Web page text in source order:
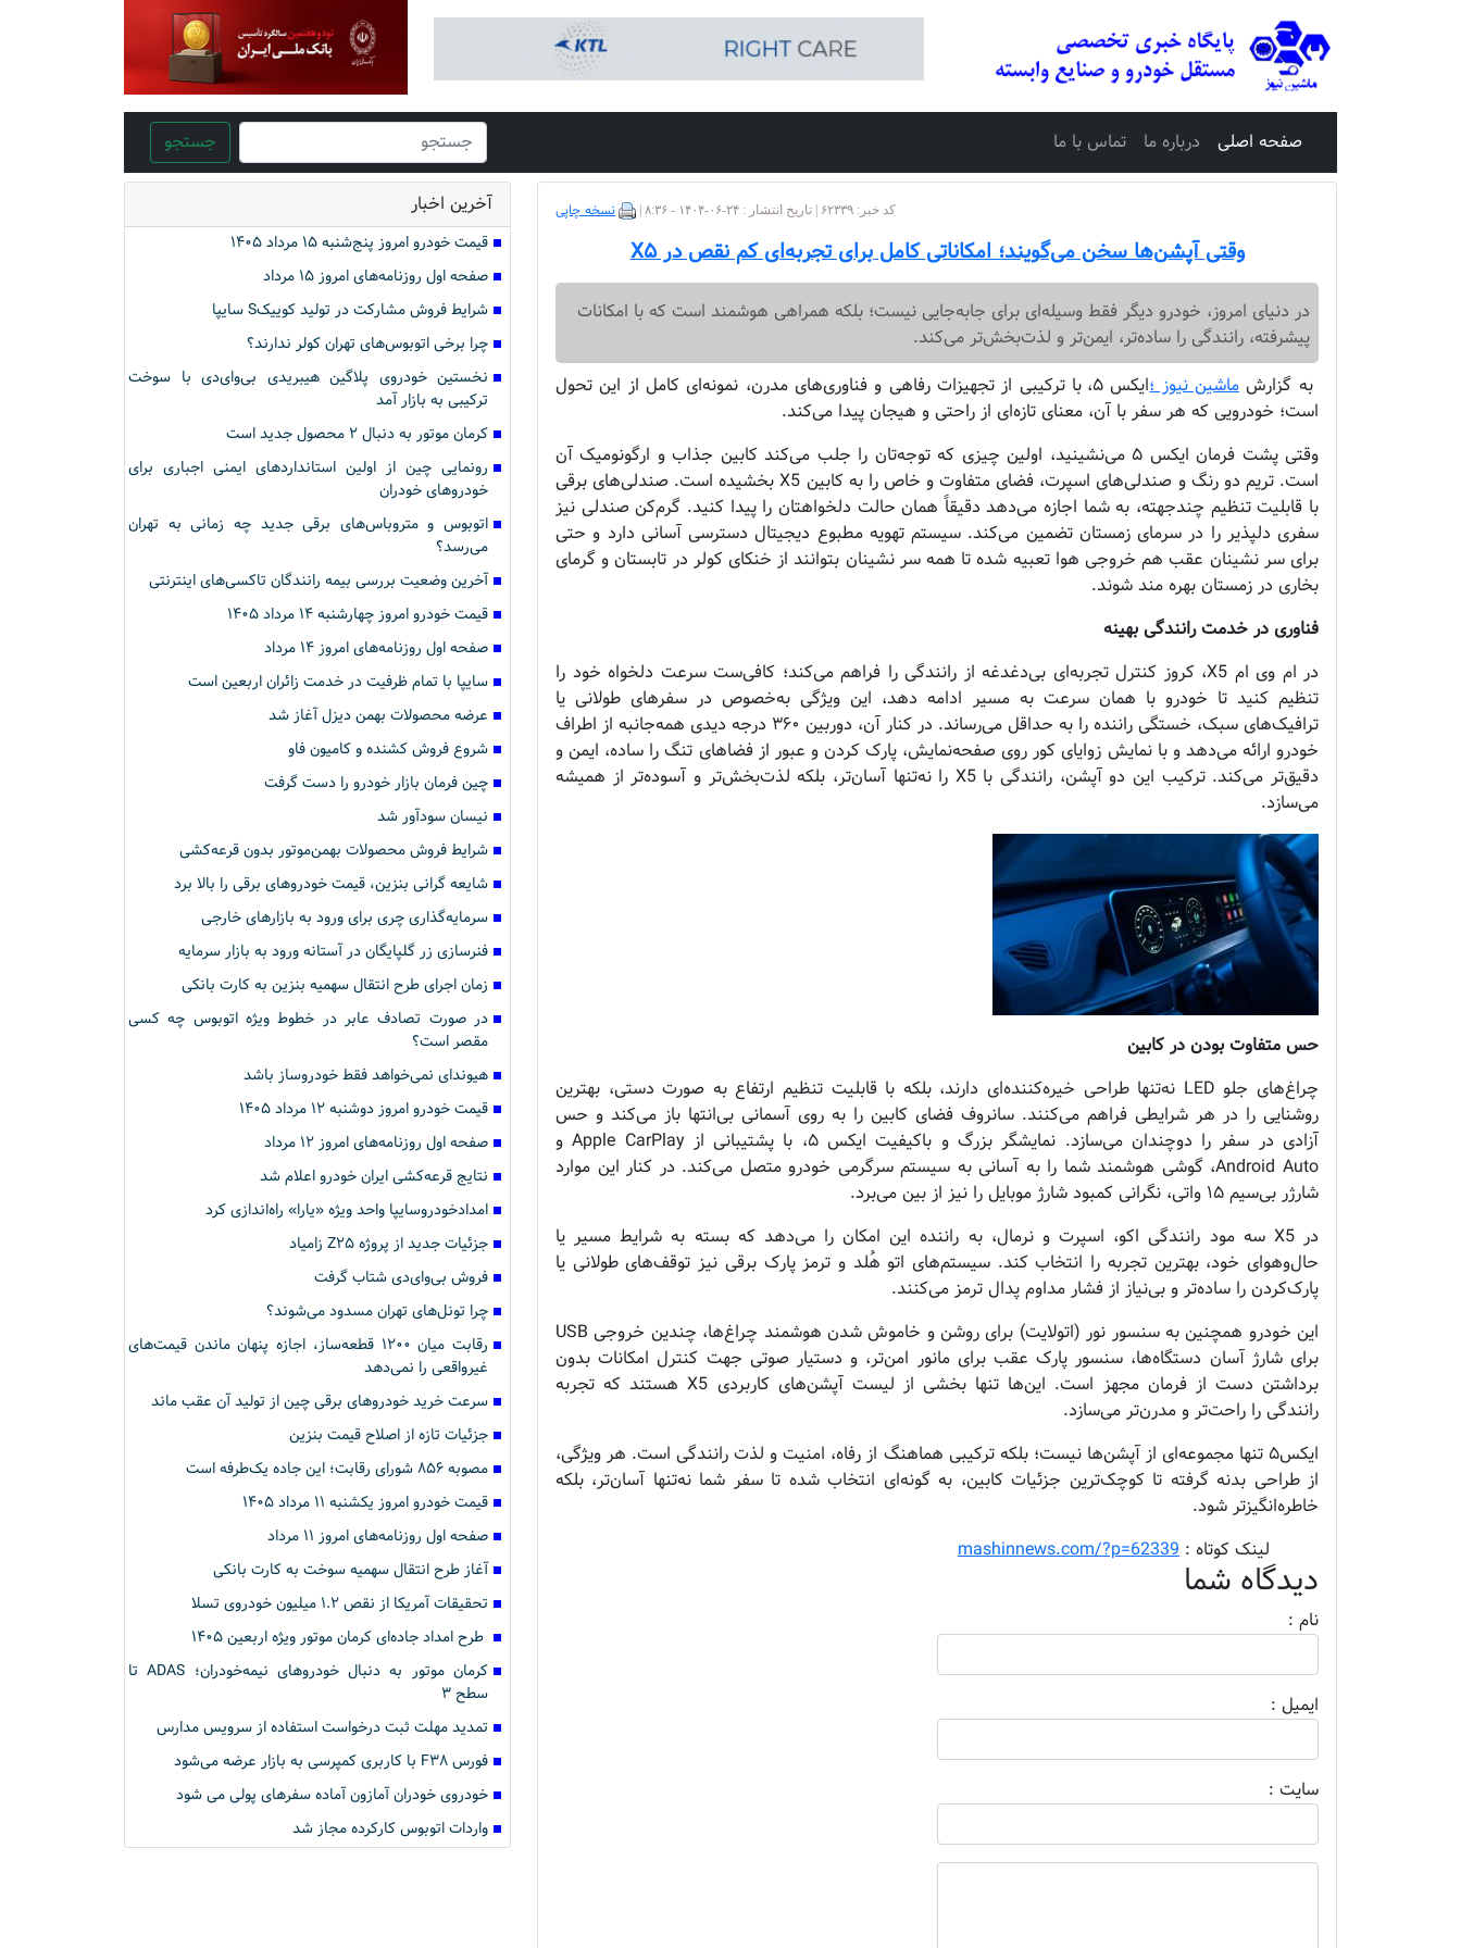
صفحه اصلی درباره ما تماس با ما جستجو
کد خبر: ۶۲۳۳۹ | تاریخ انتشار : ۲۴-۰۶-۱۴۰۴ - ۸:۳۶ | نسخه چاپی
وقتی آپشن‌ها سخن می‌گویند؛ امکاناتی کامل برای تجربه‌ای کم نقص در X۵
در دنیای امروز، خودرو دیگر فقط وسیله‌ای برای جابه‌جایی نیست؛ بلکه همراهی هوشمند است که با امکانات
پیشرفته، رانندگی را ساده‌تر، ایمن‌تر و لذت‌بخش‌تر می‌کند.
به گزارش ماشین نیوز ؛
ایکس ۵، با ترکیبی از تجهیزات رفاهی و فناوری‌های مدرن، نمونه‌ای کامل از این تحول
است؛ خودرویی که هر سفر با آن، معنای تازه‌ای از راحتی و هیجان پیدا می‌کند.
وقتی پشت فرمان ایکس ۵ می‌نشینید، اولین چیزی که توجه‌تان را جلب می‌کند کابین جذاب و ارگونومیک آن
است. تریم دو رنگ و صندلی‌های اسپرت، فضای متفاوت و خاص را به کابین X5 بخشیده است. صندلی‌های برقی
با قابلیت تنظیم چندجهته، به شما اجازه می‌دهد دقیقاً همان حالت دلخواهتان را پیدا کنید. گرم‌کن صندلی‌ نیز
سفری دلپذیر را در سرمای زمستان تضمین می‌کند. سیستم تهویه مطبوع دیجیتال دسترسی آسانی دارد و حتی
برای سر نشینان عقب هم خروجی هوا تعبیه شده تا همه سر نشینان بتوانند از خنکای کولر در تابستان و گرمای
بخاری در زمستان بهره مند شوند.
فناوری در خدمت رانندگی بهینه
در ام وی ام X5، کروز کنترل تجربه‌ای بی‌دغدغه از رانندگی را فراهم می‌کند؛ کافی‌ست سرعت دلخواه خود را
تنظیم کنید تا خودرو با همان سرعت به مسیر ادامه دهد، این ویژگی به‌خصوص در سفرهای طولانی یا
ترافیک‌های سبک، خستگی راننده را به حداقل می‌رساند. در کنار آن، دوربین ۳۶۰ درجه دیدی همه‌جانبه از اطراف
خودرو ارائه می‌دهد و با نمایش زوایای کور روی صفحه‌نمایش، پارک کردن و عبور از فضاهای تنگ را ساده، ایمن و
دقیق‌تر می‌کند. ترکیب این دو آپشن، رانندگی با X5 را نه‌تنها آسان‌تر، بلکه لذت‌بخش‌تر و آسوده‌تر از همیشه
می‌سازد.
حس متفاوت بودن در کابین
چراغ‌های جلو LED نه‌تنها طراحی خیره‌کننده‌ای دارند، بلکه با قابلیت تنظیم ارتفاع به صورت دستی، بهترین
روشنایی را در هر شرایطی فراهم می‌کنند. سانروف فضای کابین را به روی آسمانی بی‌انتها باز می‌کند و حس
آزادی در سفر را دوچندان می‌سازد. نمایشگر بزرگ و باکیفیت ایکس ۵، با پشتیبانی از Apple CarPlay و
Android Auto، گوشی هوشمند شما را به آسانی به سیستم سرگرمی خودرو متصل می‌کند. در کنار این موارد
شارژر بی‌سیم ۱۵ واتی، نگرانی کمبود شارژ موبایل را نیز از بین می‌برد.
در X5 سه مود رانندگی اکو، اسپرت و نرمال، به راننده این امکان را می‌دهد که بسته به شرایط مسیر یا
حال‌وهوای خود، بهترین تجربه را انتخاب کند. سیستم‌های اتو هُلد و ترمز پارک برقی نیز توقف‌های طولانی یا
پارک‌کردن را ساده‌تر و بی‌نیاز از فشار مداوم پدال ترمز می‌کنند.
این خودرو همچنین به سنسور نور (اتولایت) برای روشن و خاموش شدن هوشمند چراغ‌ها، چندین خروجی USB
برای شارژ آسان دستگاه‌ها، سنسور پارک عقب برای مانور امن‌تر، و دستیار صوتی جهت کنترل امکانات بدون
برداشتن دست از فرمان مجهز است. این‌ها تنها بخشی از لیست آپشن‌های کاربردی X5 هستند که تجربه
رانندگی را راحت‌تر و مدرن‌تر می‌سازد.
ایکس۵ تنها مجموعه‌ای از آپشن‌ها نیست؛ بلکه ترکیبی هماهنگ از رفاه، امنیت و لذت رانندگی است. هر ویژگی،
از طراحی بدنه گرفته تا کوچک‌ترین جزئیات کابین، به گونه‌ای انتخاب شده تا سفر شما نه‌تنها آسان‌تر، بلکه
خاطره‌انگیزتر شود.
لینک کوتاه : mashinnews.com/?p=62339
دیدگاه شما
نام :
ايميل :
سايت :
آخرین اخبار
قیمت خودرو امروز پنج‌شنبه ۱۵ مرداد ۱۴۰۵
صفحه اول روزنامه‌های امروز ۱۵ مرداد
شرایط فروش مشارکت در تولید کوییکS سایپا
چرا برخی اتوبوس‌های تهران کولر ندارند؟
نخستین خودروی پلاگین هیبریدی بی‌وای‌دی با سوخت
ترکیبی به بازار آمد
کرمان موتور به دنبال ۲ محصول جدید است
رونمایی چین از اولین استانداردهای ایمنی اجباری برای
خودروهای خودران
اتوبوس و متروباس‌های برقی جدید چه زمانی به تهران
می‌رسد؟
آخرین وضعیت بررسی بیمه رانندگان تاکسی‌های اینترنتی
قیمت خودرو امروز چهارشنبه ۱۴ مرداد ۱۴۰۵
صفحه اول روزنامه‌های امروز ۱۴ مرداد
سایپا با تمام ظرفیت در خدمت زائران اربعین است
عرضه محصولات بهمن دیزل آغاز شد
شروع فروش کشنده و کامیون فاو
چین فرمان بازار خودرو را دست گرفت
نیسان سودآور شد
شرایط فروش محصولات بهمن‌موتور بدون قرعه‌کشی
شایعه گرانی بنزین، قیمت خودروهای برقی را بالا برد
سرمایه‌گذاری چری برای ورود به بازارهای خارجی
فنرسازی زر گلپایگان در آستانه ورود به بازار سرمایه
زمان اجرای طرح انتقال سهمیه بنزین به کارت بانکی
در صورت تصادف عابر در خطوط ویژه اتوبوس چه کسی
مقصر است؟
هیوندای نمی‌خواهد فقط خودروساز باشد
قیمت خودرو امروز دوشنبه ۱۲ مرداد ۱۴۰۵
صفحه اول روزنامه‌های امروز ۱۲ مرداد
نتایج قرعه‌کشی ایران خودرو اعلام شد
امدادخودروسایپا واحد ویژه «یارا» راه‌اندازی کرد
جزئیات جدید از پروژه Z۲۵ زامیاد
فروش بی‌وای‌دی شتاب گرفت
چرا تونل‌های تهران مسدود می‌شوند؟
رقابت میان ۱۲۰۰ قطعه‌ساز، اجازه پنهان ماندن قیمت‌های
غیرواقعی را نمی‌دهد
سرعت خرید خودروهای برقی چین از تولید آن عقب ماند
جزئیات تازه از اصلاح قیمت بنزین
مصوبه ۸۵۶ شورای رقابت؛ این جاده یک‌طرفه است
قیمت خودرو امروز یکشنبه ۱۱ مرداد ۱۴۰۵
صفحه اول روزنامه‌های امروز ۱۱ مرداد
آغاز طرح انتقال سهمیه سوخت به کارت بانکی
تحقیقات آمریکا از نقص ۱.۲ میلیون خودروی تسلا
طرح امداد جاده‌ای کرمان موتور ویژه اربعین ۱۴۰۵
کرمان موتور به دنبال خودروهای نیمه‌خودران؛ ADAS تا
سطح ۳
تمدید مهلت ثبت درخواست استفاده از سرویس مدارس
فورس F۳۸ با کاربری کمپرسی به بازار عرضه می‌شود
خودروی خودران آمازون آماده سفرهای پولی می شود
واردات اتوبوس‌ کارکرده مجاز شد